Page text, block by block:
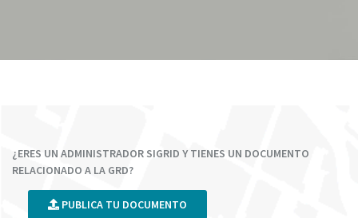
¿ERES UN ADMINISTRADOR SIGRID Y TIENES UN DOCUMENTO
RELACIONADO A LA GRD?
PUBLICA TU DOCUMENTO